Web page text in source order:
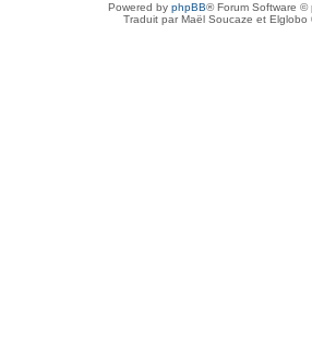
Powered by phpBB® Forum Software ©
Traduit par Maël Soucaze et Elglobo